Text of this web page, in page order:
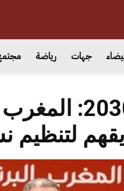
جهات رياضة
كأس العالم
لتنظيم